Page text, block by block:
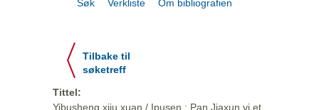
Søk Verkliste Om bibliografien
Tilbake til
søketreff
Tittel:
Yibusheng xiju xuan / Ipusen ; Pan Jiaxun yi et